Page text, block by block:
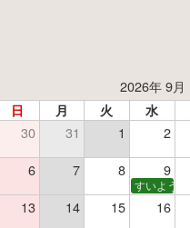
子で挑戦！調べ学習ワークショップ
読書感想文教室
教室
2026年 9月
日 月 火 水
30 31 1 2
6 7 8 9
すいようえ
13 14 15 16